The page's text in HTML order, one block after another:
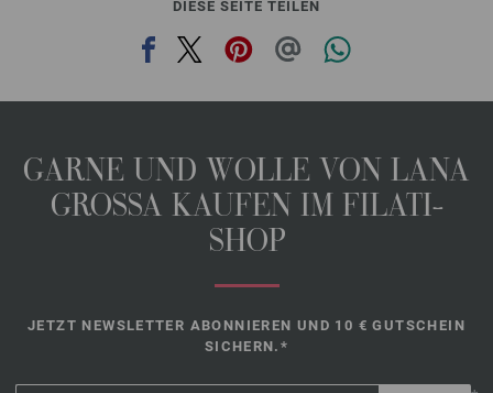
DIESE SEITE TEILEN
GARNE UND WOLLE VON LANA
GROSSA KAUFEN IM FILATI-
SHOP
JETZT NEWSLETTER ABONNIEREN UND 10 € GUTSCHEIN
SICHERN.*